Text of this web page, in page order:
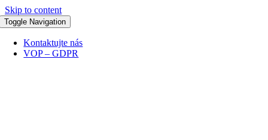
Skip to content
Toggle Navigation
Kontaktujte nás
VOP – GDPR